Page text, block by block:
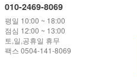
010-2469-8069
평일 10:00 ~ 18:00
점심 12:00 ~ 13:00
토,일,공휴일 휴무
팩스 0504-141-8069